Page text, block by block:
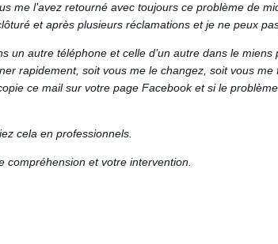
me l’avez retourné avec toujours ce problème de
et après plusieurs réclamations et je ne peux
un autre téléphone et celle d’un autre dans le
rapidement, soit vous me le changez, soit vous
ce mail sur votre page Facebook et si le
cela en professionnels.
compréhension et votre intervention.